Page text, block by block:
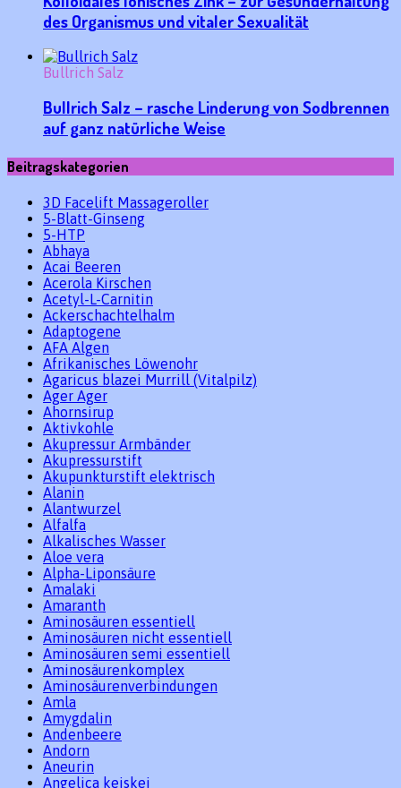
des Organismus und vitaler Sexualität
Bullrich Salz
Bullrich Salz – rasche Linderung von Sodbrennen
auf ganz natürliche Weise
Beitragskategorien
3D Facelift Massageroller
5-Blatt-Ginseng
5-HTP
Abhaya
Acai Beeren
Acerola Kirschen
Acetyl-L-Carnitin
Ackerschachtelhalm
Adaptogene
AFA Algen
Afrikanisches Löwenohr
Agaricus blazei Murrill (Vitalpilz)
Ager Ager
Ahornsirup
Aktivkohle
Akupressur Armbänder
Akupressurstift
Akupunkturstift elektrisch
Alanin
Alantwurzel
Alfalfa
Alkalisches Wasser
Aloe vera
Alpha-Liponsäure
Amalaki
Amaranth
Aminosäuren essentiell
Aminosäuren nicht essentiell
Aminosäuren semi essentiell
Aminosäurenkomplex
Aminosäurenverbindungen
Amla
Amygdalin
Andenbeere
Andorn
Aneurin
Angelica keiskei